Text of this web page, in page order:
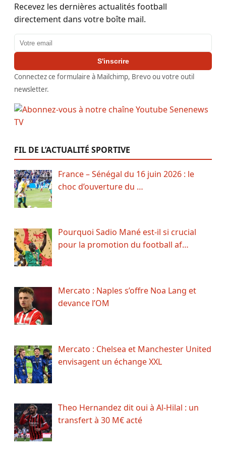
Recevez les dernières actualités football
directement dans votre boîte mail.
Adresse email
S'inscrire
Connectez ce formulaire à Mailchimp, Brevo ou votre outil
newsletter.
FIL DE L’ACTUALITÉ SPORTIVE
France – Sénégal du 16 juin 2026 : le
choc d’ouverture du …
Pourquoi Sadio Mané est-il si crucial
pour la promotion du football af…
Mercato : Naples s’offre Noa Lang et
devance l’OM
Mercato : Chelsea et Manchester United
envisagent un échange XXL
Theo Hernandez dit oui à Al-Hilal : un
transfert à 30 M€ acté